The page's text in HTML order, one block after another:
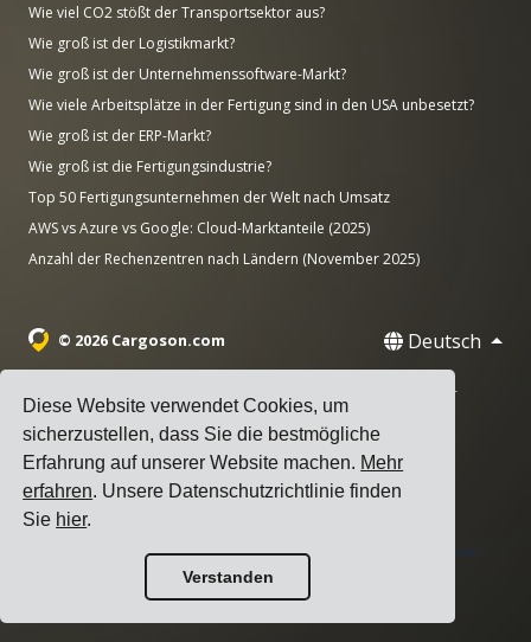
Diese Website verwendet Cookies, um
sicherzustellen, dass Sie die bestmögliche
Erfahrung auf unserer Website machen. Mehr
erfahren. Unsere Datenschutzrichtlinie finden
Sie hier.
Verstanden
Wie viel CO2 stößt der Transportsektor aus?
Wie groß ist der Logistikmarkt?
Wie groß ist der Unternehmenssoftware-Markt?
Wie viele Arbeitsplätze in der Fertigung sind in den USA unbesetzt?
Wie groß ist der ERP-Markt?
Wie groß ist die Fertigungsindustrie?
Top 50 Fertigungsunternehmen der Welt nach Umsatz
AWS vs Azure vs Google: Cloud-Marktanteile (2025)
Anzahl der Rechenzentren nach Ländern (November 2025)
© 2026 Cargoson.com Deutsch
Registriert als Cargoson OÜ in Estland. Reg.-Nr.: 14545832. USt-
IdNr.: EE102137680.
Hauptsitz: Pärnu mnt. 141, 11314 Tallinn, Estland
+372 5555 0028·hello@cargoson.com
Nutzungsbedingungen|Datenschutzerklärung
Cookie-